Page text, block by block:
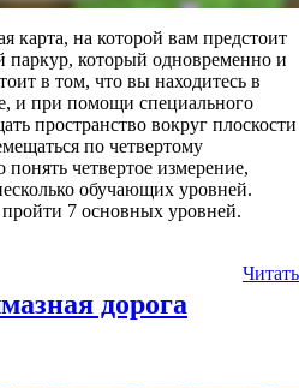
карта, на которой вам предстоит
паркур, который одновременно и
в том, что вы находитесь в
и при помощи специального
пространство вокруг плоскости
по четвертому
четвертое измерение,
обучающих уровней.
7 основных уровней.
Читать
дорога